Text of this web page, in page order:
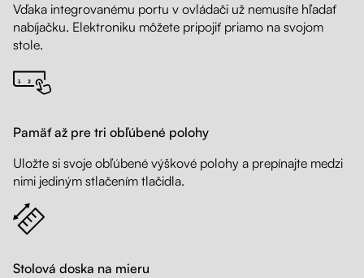
Vďaka integrovanému portu v ovládači už nemusíte hľadať
nabíjačku. Elektroniku môžete pripojiť priamo na svojom
stole.
Pamäť až pre tri obľúbené polohy
Uložte si svoje obľúbené výškové polohy a prepínajte medzi
nimi jediným stlačením tlačidla.
Stolová doska na mieru